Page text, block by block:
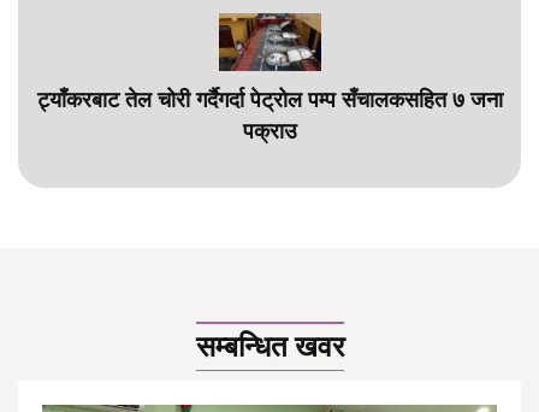
ट्याँकरबाट तेल चोरी गर्दैगर्दा पेट्रोल पम्प सँचालकसहित ७ जना
पक्राउ
सम्बन्धित खवर